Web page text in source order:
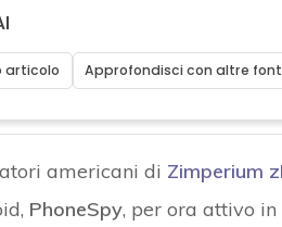
articolo Approfondisci con altre
americani di Zimperium
PhoneSpy, per ora attivo